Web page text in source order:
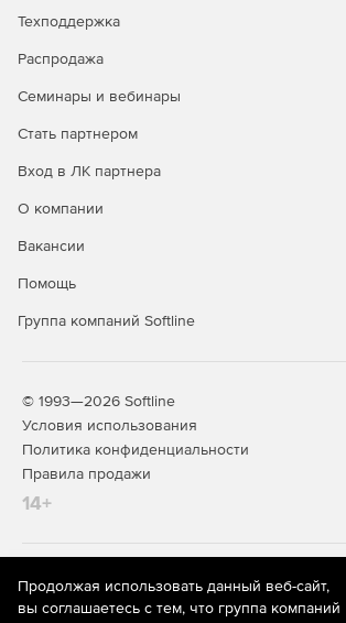
Техподдержка
Распродажа
Семинары и вебинары
Стать партнером
Вход в ЛК партнера
О компании
Вакансии
Помощь
Группа компаний Softline
© 1993—2026 Softline
Условия использования
Политика конфиденциальности
Правила продажи
14+
На информационном ресурсе store.softline.ru
рекомендательные технологии
предоставления информации на основе
Продолжая использовать данный веб-сайт,
вы соглашаетесь с тем, что группа компаний